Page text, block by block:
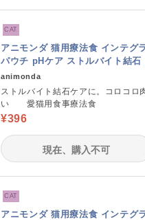
CAT
アニモンダ 猫用療法食 インテグ
パウチ pHケア ストルバイト結
animonda
ストルバイト結石ケアに。コロコロ
い 愛猫用食事療法食
¥396
現在、購入不可
CAT
アニモンダ 猫用療法食 インテグ